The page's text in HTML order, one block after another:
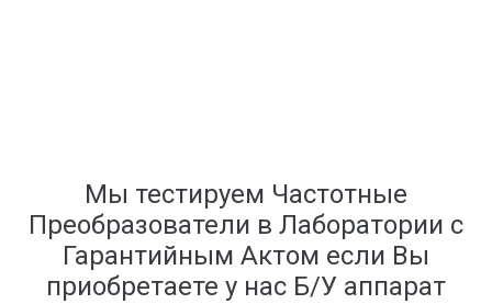
Мы тестируем Частотные
Преобразователи в Лаборатории с
Гарантийным Актом если Вы
приобретаете у нас Б/У аппарат